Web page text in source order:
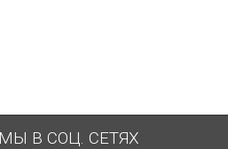
МЫ В СОЦ. СЕТЯХ